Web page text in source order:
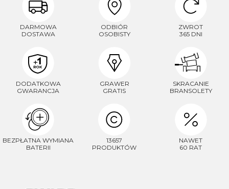
DARMOWA
DOSTAWA
ODBIÓR
OSOBISTY
ZWROT
365 DNI
DODATKOWA
GWARANCJA
GRAWER
GRATIS
SKRACANIE
BRANSOLETY
BEZPŁATNA WYMIANA
BATERII
13657
PRODUKTÓW
NAWET
60 RAT